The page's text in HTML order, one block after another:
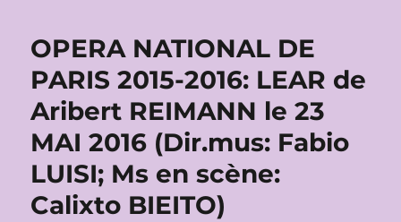
OPERA NATIONAL DE
PARIS 2015-2016: LEAR de
Aribert REIMANN le 23
MAI 2016 (Dir.mus: Fabio
LUISI; Ms en scène:
Calixto BIEITO)